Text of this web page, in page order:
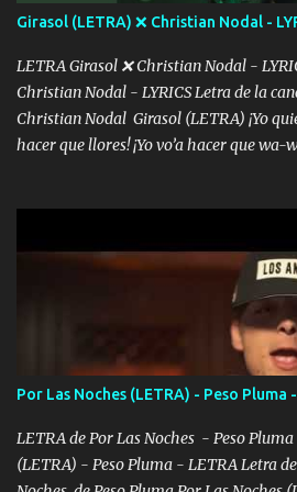
Girasol (LETRA) ❌ Christian Nodal -
LETRA Girasol ❌ Christian Nodal -
Christian Nodal - LYRICS Letra de la
Christian Nodal Girasol (LETRA) ¡Yo
hacer que llores! ¡Yo vo’a hacer que
intentas rimar Pobre payaso que usa a
con la gente Dices "Latino Gang" pero
mensajes, m'ijo, hay quе ser coherentеs
menos se prudente Hoy me sabe a
dientes Por falta de empatía le toca ser
consciente de los followers que
ve el poder que tienes Otro chiste malo
álbum's "José, vibras colores con la
Por Las Noches (LETRA) - Peso Pluma
LETRA de Por Las Noches - Peso
(LETRA) - Peso Pluma - LETRA Letra